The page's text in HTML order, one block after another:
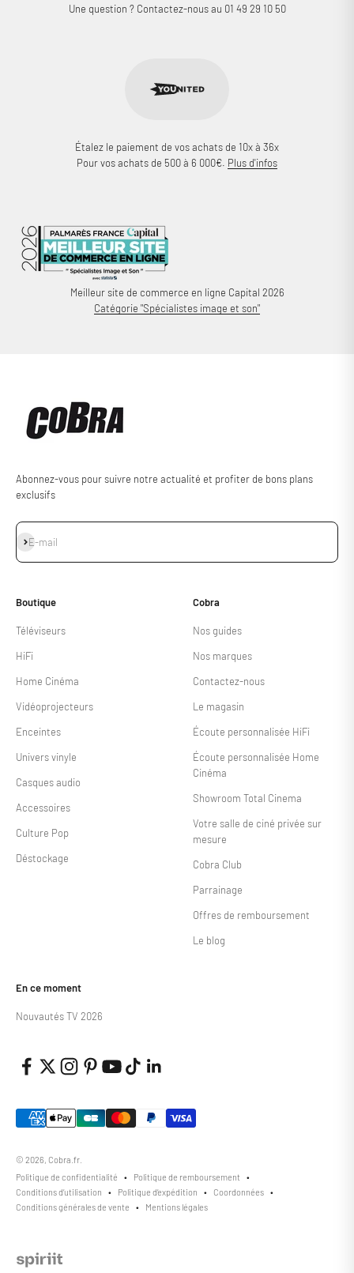
Une question ? Contactez-nous au 01 49 29 10 50
Étalez le paiement de vos achats de 10x à 36x
Pour vos achats de 500 à 6 000€. Plus d'infos
Meilleur site de commerce en ligne Capital 2026
Catégorie "Spécialistes image et son"
Abonnez-vous pour suivre notre actualité et profiter de bons plans
exclusifs
E-mail
S'inscrire
Boutique
Téléviseurs
HiFi
Home Cinéma
Vidéoprojecteurs
Enceintes
Univers vinyle
Casques audio
Accessoires
Culture Pop
Déstockage
Cobra
Nos guides
Nos marques
Contactez-nous
Le magasin
Écoute personnalisée HiFi
Écoute personnalisée Home
Cinéma
Showroom Total Cinema
Votre salle de ciné privée sur
mesure
Cobra Club
Parrainage
Offres de remboursement
Le blog
En ce moment
Nouvautés TV 2026
© 2026, Cobra.fr.
Politique de confidentialité
Politique de remboursement
Conditions d’utilisation
Politique d’expédition
Coordonnées
Conditions générales de vente
Mentions légales